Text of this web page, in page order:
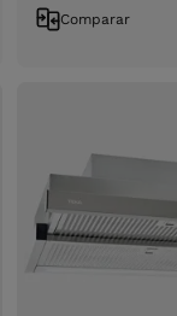
Comparar